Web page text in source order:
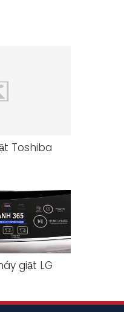
Toshiba
giặt LG